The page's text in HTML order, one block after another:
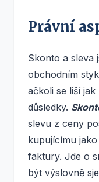
Právní
Skonto a sleva
obchodním
ačkoli se liší
důsledky.
slevu z ceny
kupujícímu
faktury. Jde o
být výslovně